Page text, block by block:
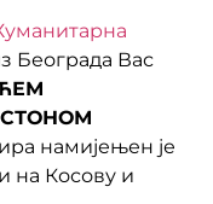
Београда Вас
намијењен је
на Косову и